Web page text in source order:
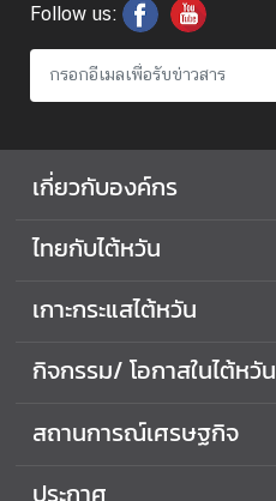
Follow us:
เกี่ยวกับองค์กร
ไทยกับไต้หวัน
เกาะกระแสไต้หวัน
กิจกรรม/ โอกาสในไต้หวัน
สถานการณ์เศรษฐกิจ
ประกาศ